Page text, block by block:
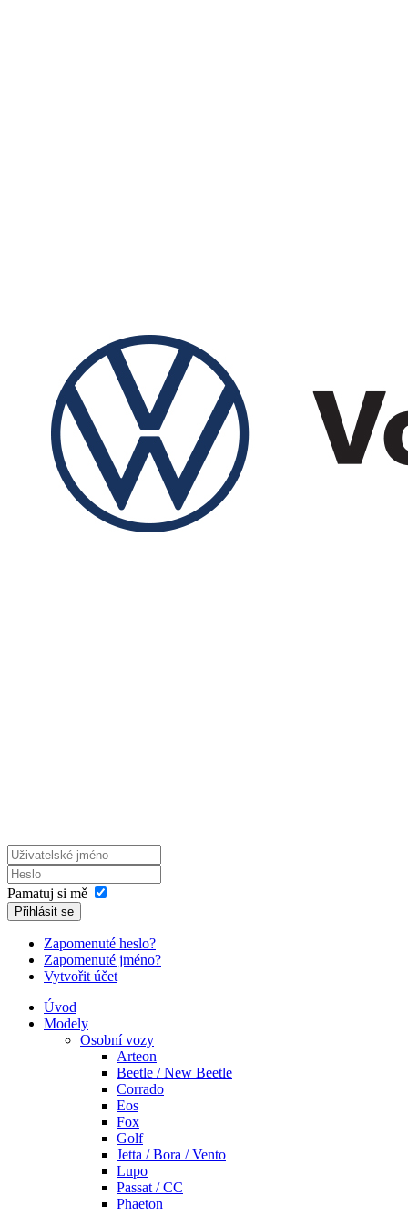
Pamatuj si mě
Přihlásit se
Zapomenuté heslo?
Zapomenuté jméno?
Vytvořit účet
Úvod
Modely
Osobní vozy
Arteon
Beetle / New Beetle
Corrado
Eos
Fox
Golf
Jetta / Bora / Vento
Lupo
Passat / CC
Phaeton